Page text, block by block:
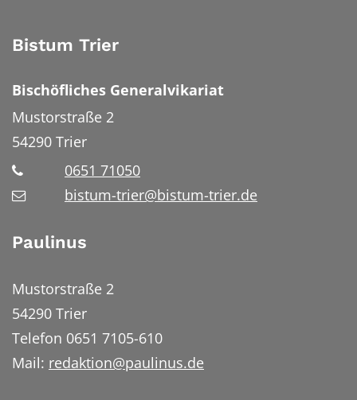
Bistum Trier
Bischöfliches Generalvikariat
Mustorstraße 2
54290 Trier
0651 71050
bistum-trier@bistum-trier.de
Paulinus
Mustorstraße 2
54290 Trier
Telefon 0651 7105-610
Mail: redaktion@paulinus.de